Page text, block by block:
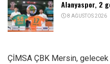
Alanyaspor, 2
8 AĞUSTOS 2026
ÇİMSA ÇBK Mersin,